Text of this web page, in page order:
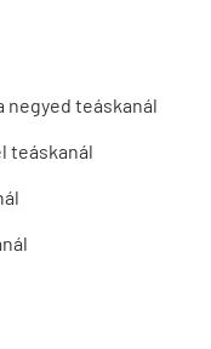
teáskanál
teáskanál